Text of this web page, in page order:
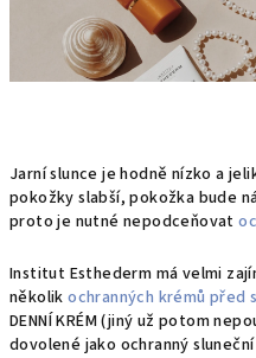
Jarní slunce je hodně nízko a
pokožky slabší, pokožka bude
proto je nutné nepodceňovat
Institut Esthederm má velmi
několikochranných krémů před
DENNÍ KRÉM (jiný už potom
dovolené jako ochranný